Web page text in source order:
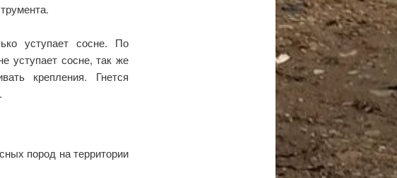
уступает сосне. По
уступает сосне, так же
крепления. Гнется
пород на территории